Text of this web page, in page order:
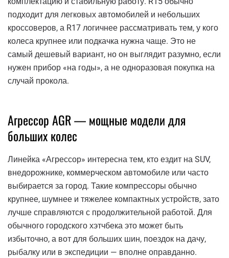
подходит для легковых автомобилей и небольших
кроссоверов, а R17 логичнее рассматривать тем, у кого
колеса крупнее или подкачка нужна чаще. Это не
самый дешевый вариант, но он выглядит разумно, если
нужен прибор «на годы», а не одноразовая покупка на
случай прокола.
Агрессор AGR — мощные модели для
больших колес
Линейка «Агрессор» интересна тем, кто ездит на SUV,
внедорожнике, коммерческом автомобиле или часто
выбирается за город. Такие компрессоры обычно
крупнее, шумнее и тяжелее компактных устройств, зато
лучше справляются с продолжительной работой. Для
обычного городского хэтчбека это может быть
избыточно, а вот для больших шин, поездок на дачу,
рыбалку или в экспедиции — вполне оправданно.